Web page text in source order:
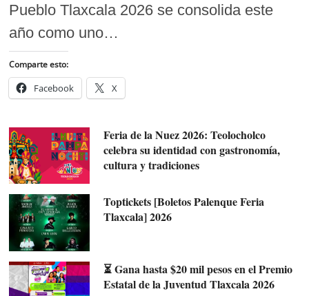
Pueblo Tlaxcala 2026 se consolida este
año como uno…
Comparte esto:
Facebook X
Feria de la Nuez 2026: Teolocholco
celebra su identidad con gastronomía,
cultura y tradiciones
Toptickets [Boletos Palenque Feria
Tlaxcala] 2026
⏳ Gana hasta $20 mil pesos en el Premio
Estatal de la Juventud Tlaxcala 2026